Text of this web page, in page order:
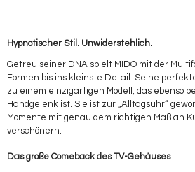
Hypnotischer Stil. Unwiderstehlich.
Getreu seiner DNA spielt MIDO mit der
Formen bis ins kleinste Detail. Seine
zu einem einzigartigen Modell, das ebenso
Handgelenk ist. Sie ist zur „Alltagsuhr“
Momente mit genau dem richtigen Maß an
verschönern.
Das große Comeback des TV-Gehäuses